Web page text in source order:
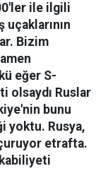
ile ilgili
uçaklarının
Bizim
eğer S-
olsaydı Ruslar
bunu
yoktu. Rusya,
etrafta.